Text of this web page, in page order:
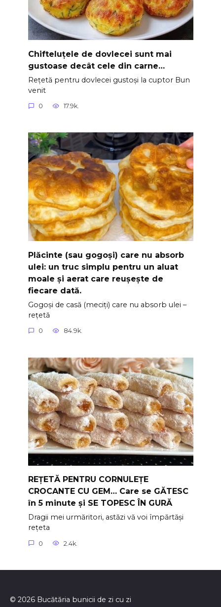
Chifteluțele de dovlecei sunt mai
gustoase decât cele din carne…
Rețetă pentru dovlecei gustoși la cuptor Bun
venit
0 17.9k.
Plăcinte (sau gogoși) care nu absorb
ulei: un truc simplu pentru un aluat
moale și aerat care reușește de
fiecare dată.
Gogoși de casă (meciți) care nu absorb ulei –
rețetă
0 84.9k.
REȚETĂ PENTRU CORNULEȚE
CROCANTE CU GEM… Care se GĂTESC
în 5 minute și SE TOPESC ÎN GURĂ
Dragii mei urmăritori, astăzi vă voi împărtăși
rețeta
0 2.4k.
© 2026 Bucătăria bunicii de zi cu zi